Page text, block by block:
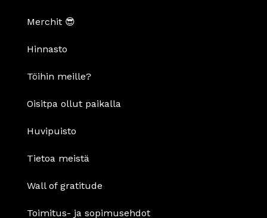
Merchit 😎
Hinnasto
Töihin meille?
Oisitpa ollut paikalla
Huvipuisto
Tietoa meistä
Wall of gratitude
Toimitus- ja sopimusehdot